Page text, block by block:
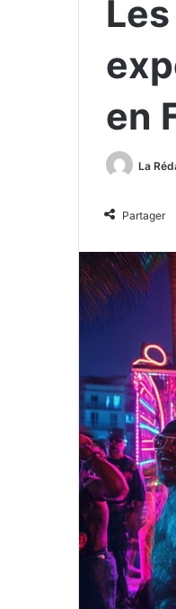
en
La
Partager